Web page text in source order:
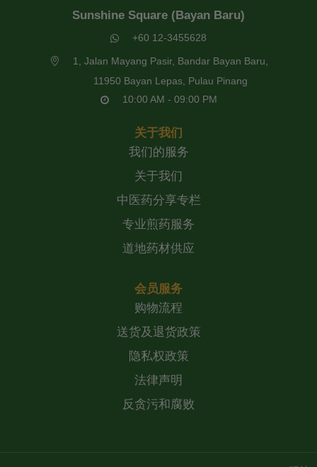
Sunshine Square (Bayan Baru)
+60 12-3455628
1, Jalan Mayang Pasir, Bandar Bayan Baru,
11950 Bayan Lepas, Pulau Pinang
10:00 AM - 09:00 PM
关于我们
我们的服务
关于我们
中医药分享专栏
专业煎药服务
道地药材供应
会员服务
购物流程
送货及退货政策
隐私权政策
法律声明
反贪污和腐败